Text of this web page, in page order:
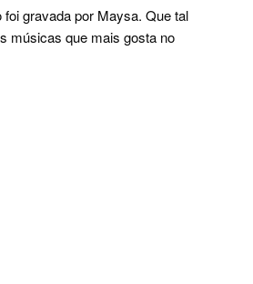
gravada por Maysa. Que tal
músicas que mais gosta no